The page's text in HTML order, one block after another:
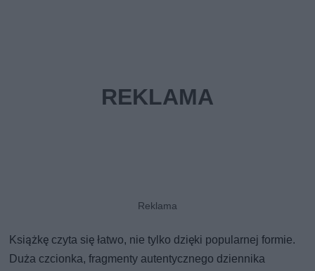
Książkę czyta się łatwo, nie tylko dzięki popularnej formie.
Duża czcionka, fragmenty autentycznego dziennika